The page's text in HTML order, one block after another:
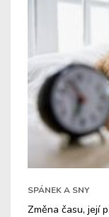
SPÁNEK A SNY
Změna času, její